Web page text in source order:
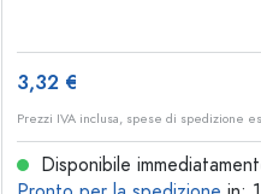
3,32 €
Prezzi IVA inclusa, spese di spedizione
Disponibile